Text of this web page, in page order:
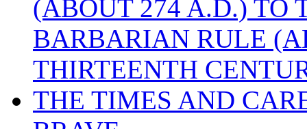
(ABOUT 274 A.D.) TO
BARBARIAN RULE
THIRTEENTH
THE TIMES AND